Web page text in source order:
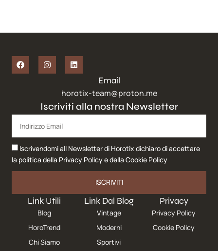
Link Utili
Blog
HoroTrend
Chi Siamo
Link Dal Blog
Vintage
Moderni
Sportivi
Privacy
Privacy Policy
Cookie Policy
Iscriviti alla nostra Newsletter
Iscrivendomi all Newsletter di Horotix dichiaro di accettare
la politica della Privacy Policye della Cookie Policy
ISCRIVITI
Email
horotix-team@proton.me